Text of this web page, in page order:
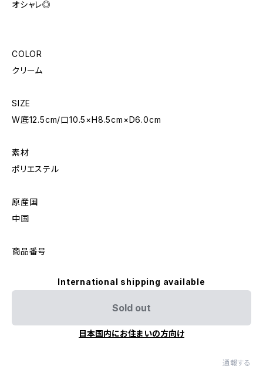
オシャレ◎
COLOR
クリーム
SIZE
W底12.5cm/口10.5×H8.5cm×D6.0cm
素材
ポリエステル
原産国
中国
商品番号
International shipping available
Sold out
日本国内にお住まいの方向け
通報する